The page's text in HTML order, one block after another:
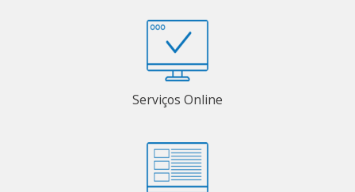
Serviços Online